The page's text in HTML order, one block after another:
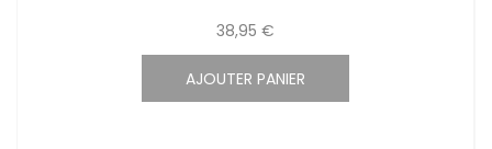
38,95 €
AJOUTER PANIER